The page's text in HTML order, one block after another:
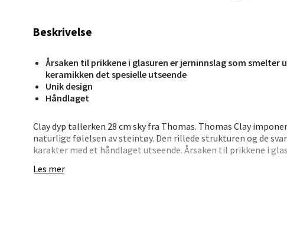
Beskrivelse
Årsaken til prikkene i glasuren er jerninnslag som smelter
keramikken det spesielle utseende
Unik design
Håndlaget
Clay dyp tallerken 28 cm sky fra Thomas. Thomas Clay
naturlige følelsen av steintøy. Den rillede strukturen og de
karakter med et håndlaget utseende. Årsaken til prikkene i
Les mer
0 i butikk